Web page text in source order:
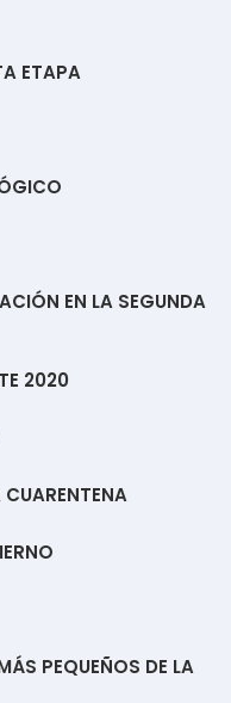
ETAPA
EN LA SEGUNDA
2020
PEQUEÑOS DE LA